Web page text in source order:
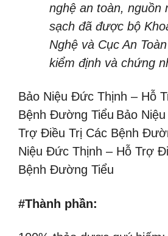
nghệ an toàn, nguồn
sạch đã được bộ
Nghệ và Cục An
kiểm định và chứng
Bảo Niệu Đức Thịnh – Hỗ
Bệnh Đường Tiểu Bảo
Trợ Điều Trị Các Bệnh
Niệu Đức Thịnh – Hỗ Trợ
Bệnh Đường Tiểu
#Thành phần: